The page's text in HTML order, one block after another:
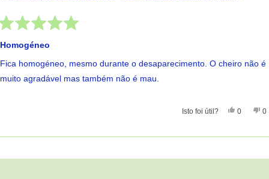
Homogéneo
Fica homogéneo, mesmo durante o desaparecimento. O cheiro não é
muito agradável mas também não é mau.
Isto foi útil? Sim,
0 0